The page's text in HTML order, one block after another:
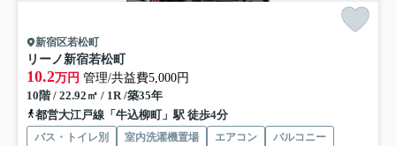
新宿区若松町
リーノ新宿若松町
10.2万円 管理/共益費5,000円
10階 / 22.92㎡ / 1R /築35年
都営大江戸線「牛込柳町」駅 徒歩4分
バス・トイレ別 室内洗濯機置場 エアコン
バルコニー